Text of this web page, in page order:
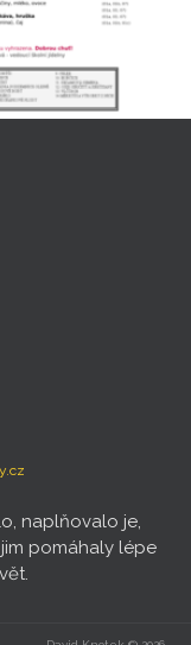
naplňovalo je,
pomáhaly lépe